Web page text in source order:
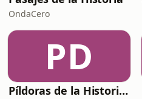
OndaCero
PD
Píldoras de la Historia de España